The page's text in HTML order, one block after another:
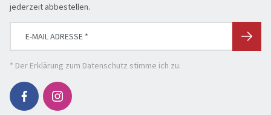
SUCHEN & BUCHEN
Reisekategorie
Hochseekreuzfahrt
Leserreisen
Osterreisen
PREMIUM-Bus
Radreisen
Schiffsreisen
Benelux
Deutschland
jederzeit abbestellen.
* Der Erklärung zum Datenschutz stimme ich zu.